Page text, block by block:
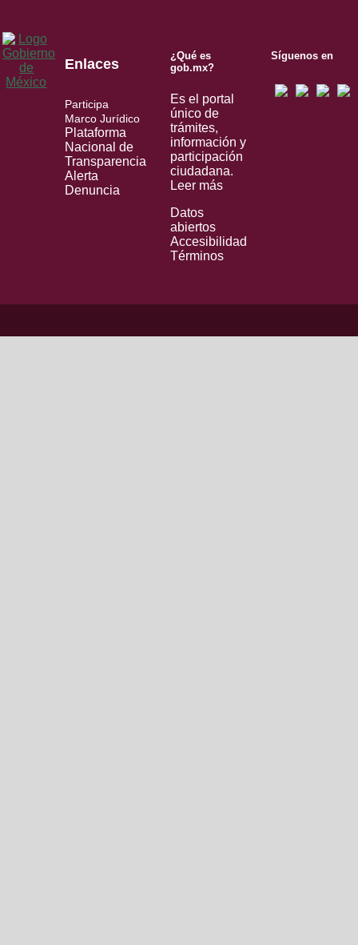
Enlaces
Participa
Marco Jurídico
Plataforma
Nacional de
Transparencia
Alerta
Denuncia
¿Qué es
gob.mx?
Es el portal
único de
trámites,
información y
participación
ciudadana.
Leer más
Datos
abiertos
Accesibilidad
Términos
Síguenos en